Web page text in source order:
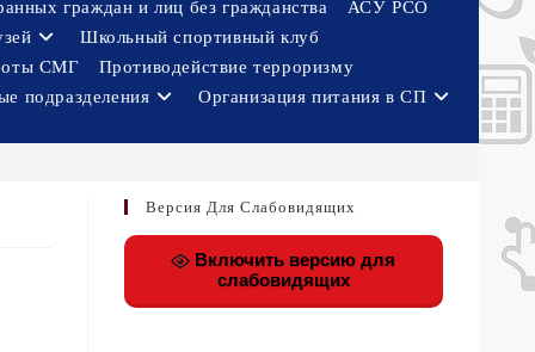
граждан и лиц без гражданства
АСУ РСО
Школьный спортивный клуб
СМГ
Противодействие терроризму
подразделения
Организация питания в СП
Версия Для Слабовидящих
Включить версию для
слабовидящих